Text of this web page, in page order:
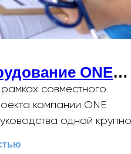
ONE
рамках совместного
компании ONE
одной